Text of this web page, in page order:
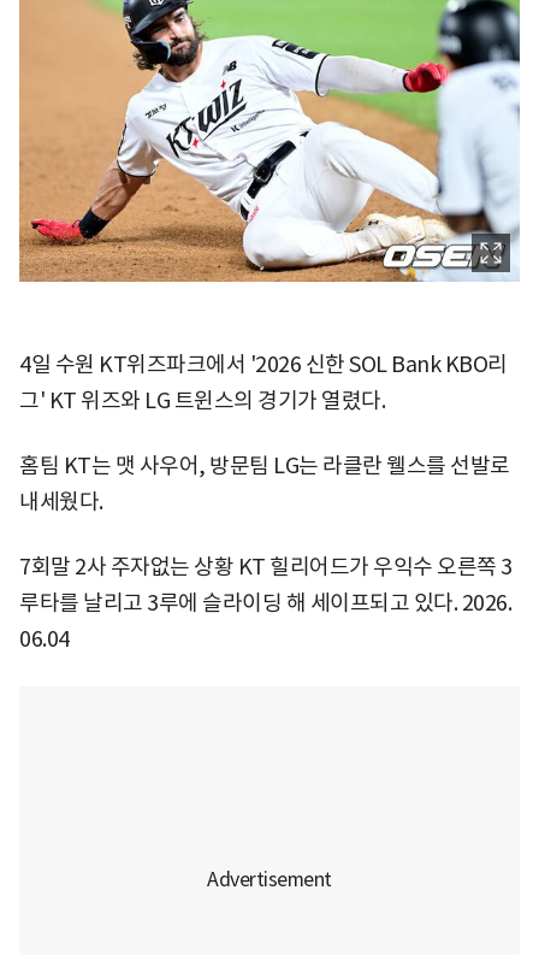
4일 수원 KT위즈파크에서 '2026 신한 SOL Bank KBO리
그' KT 위즈와 LG 트윈스의 경기가 열렸다.
홈팀 KT는 맷 사우어, 방문팀 LG는 라클란 웰스를 선발로
내세웠다.
7회말 2사 주자없는 상황 KT 힐리어드가 우익수 오른쪽 3
루타를 날리고 3루에 슬라이딩 해 세이프되고 있다. 2026.
06.04